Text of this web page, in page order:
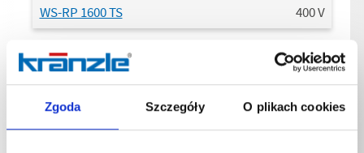
Zgoda Szczegóły O plikach cookies
WS-RP 1600 TS
400V
Podłączenie Faza
WS-RP 780 TS